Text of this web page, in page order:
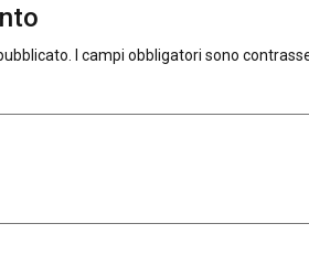
I campi obbligatori sono